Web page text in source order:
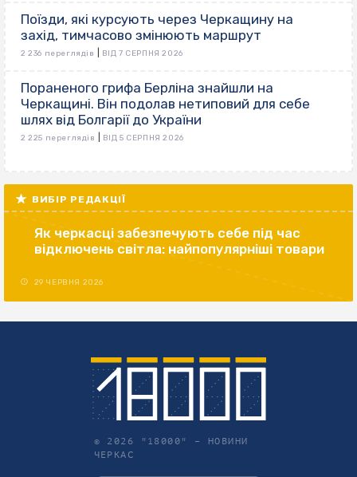
Поїзди, які курсують через Черкащину на
захід, тимчасово змінюють маршрут
2 236 переглядів ВІД 7 СЕРПНЯ 2026
Пораненого грифа Берліна знайшли на
Черкащині. Він подолав нетиповий для себе
шлях від Болгарії до України
2 225 переглядів ВІД 5 СЕРПНЯ 2026
ВИБІР РЕДАКЦІЇ
Як черкасці забезпечують себе під час
відключень світла: найпопулярніші товари
29 ЧЕРВНЯ 2026
© 2026 "18000" – НОВИНИ
ЧЕРКАС